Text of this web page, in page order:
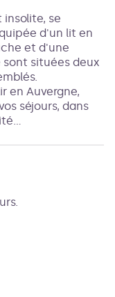
insolite, se
d'un lit en
et d'une
situées deux
en Auvergne,
séjours, dans